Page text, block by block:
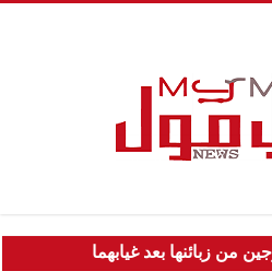
من زبائنها بعد غيابهما